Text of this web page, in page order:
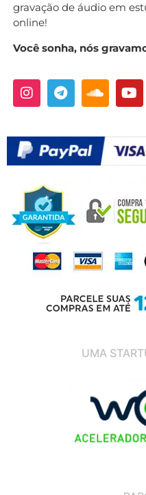
gravação de áudio em
online!
Você sonha, nós
UMA